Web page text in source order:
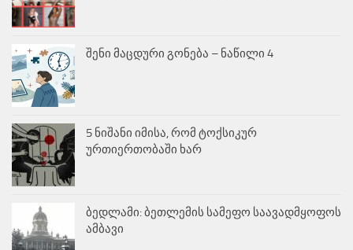
შენი მაცდური გონება – ნაწილი 4
5 ნიშანი იმისა, რომ ტოქსიკურ
ურთიერთობაში ხარ
ბედლამი: ბეთლემის სამეფო საავადმყოფოს
ამბავი